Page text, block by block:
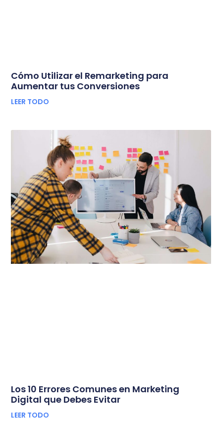
Cómo Utilizar el Remarketing para
Aumentar tus Conversiones
LEER TODO
Los 10 Errores Comunes en Marketing
Digital que Debes Evitar
LEER TODO